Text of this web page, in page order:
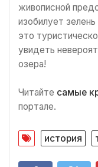
живописной
изобилует
это
увидеть
озера!
Читайте самые
портале.
история